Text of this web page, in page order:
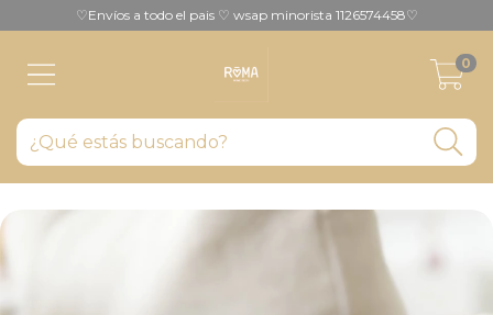
♡Envíos a todo el pais ♡ wsap minorista 1126574458♡
0